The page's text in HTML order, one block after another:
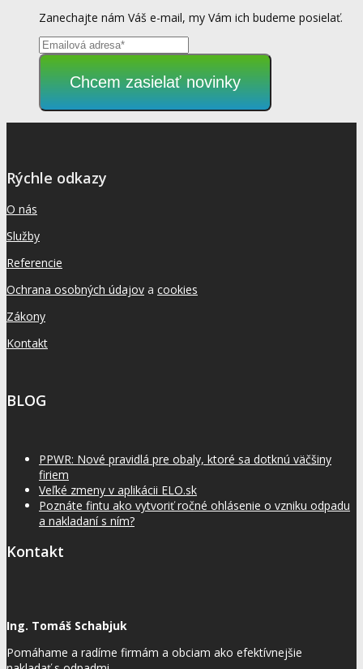
Zanechajte nám Váš e-mail, my Vám ich budeme posielať.
Chcem zasielať novinky
Rýchle odkazy
O nás
Služby
Referencie
Ochrana osobných údajov a cookies
Zákony
Kontakt
BLOG
PPWR: Nové pravidlá pre obaly, ktoré sa dotknú väčšiny
firiem
Veľké zmeny v aplikácii ELO.sk
Poznáte fintu ako vytvoriť ročné ohlásenie o vzniku odpadu
a nakladaní s ním?
Kontakt
Ing. Tomáš Schabjuk
Pomáhame a radíme firmám a obciam ako efektívnejšie